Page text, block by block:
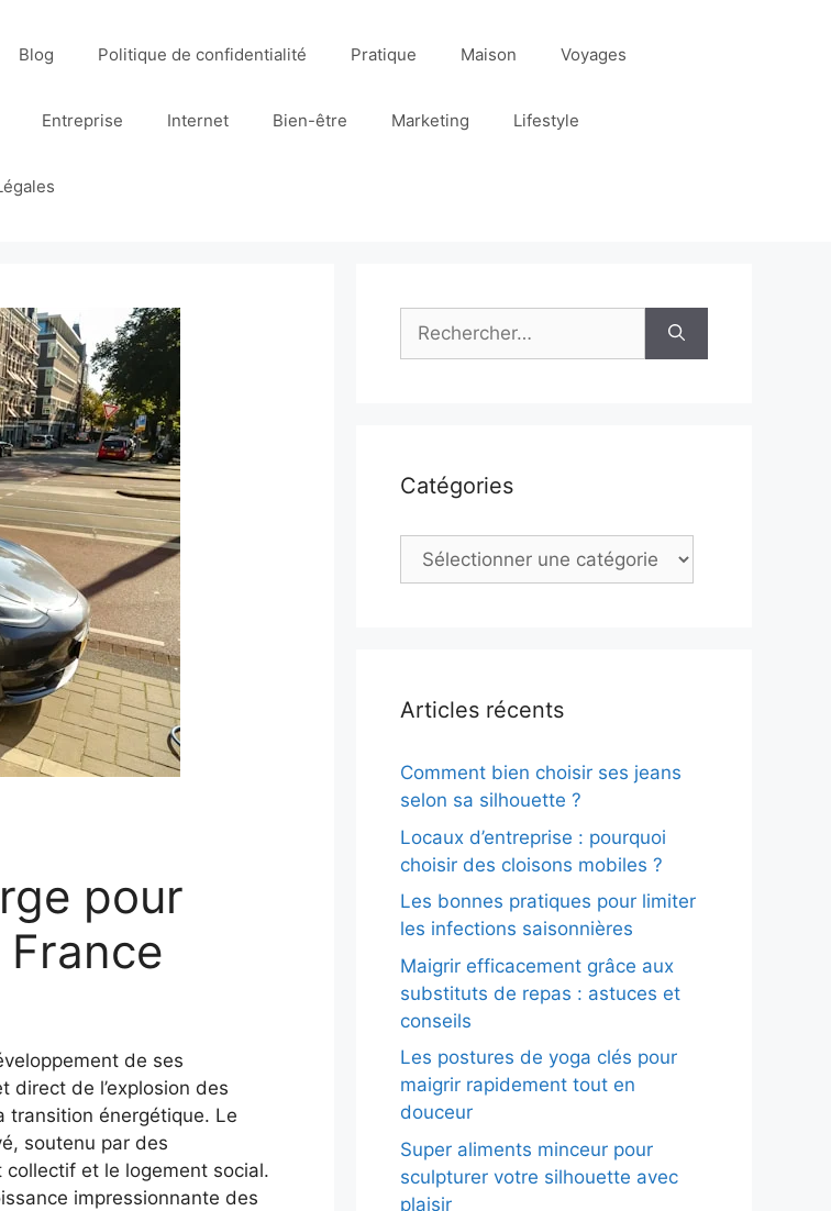
Blog Politique de confidentialité Pratique Maison Voyages
Entreprise Internet Bien-être Marketing Lifestyle
pour
de ses
direct de l’explosion des
transition énergétique. Le
soutenu par des
et le logement social.
impressionnante des
Rechercher :
Catégories
Catégories
Articles récents
Comment bien choisir ses jeans
selon sa silhouette ?
Locaux d’entreprise : pourquoi
choisir des cloisons mobiles ?
Les bonnes pratiques pour limiter
les infections saisonnières
Maigrir efficacement grâce aux
substituts de repas : astuces et
conseils
Les postures de yoga clés pour
maigrir rapidement tout en
douceur
Super aliments minceur pour
sculpturer votre silhouette avec
plaisir